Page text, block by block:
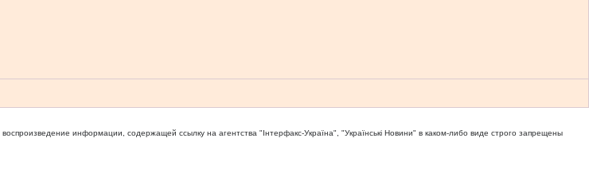
информации, содержащей ссылку на агентства "Iнтерфакс-Україна", "Українськi Новини" в каком-либо виде строго запрещены